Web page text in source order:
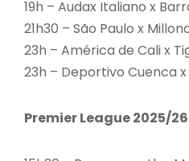
19h – Audax Italiano x
21h30 – São Paulo x
23h – América de Cali x
23h – Deportivo Cuenca
Premier League 2025/26